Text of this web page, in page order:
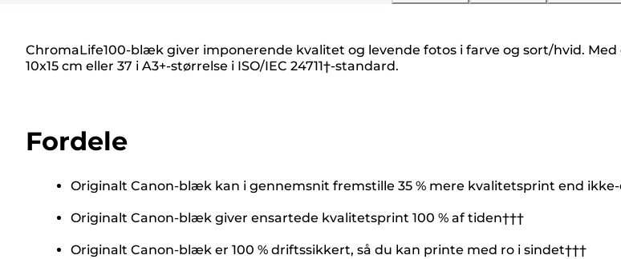
ChromaLife100-blæk giver imponerende kvalitet og levende fotos i farve og sort/hvid.
10x15 cm eller 37 i A3+-størrelse i ISO/IEC 24711†-standard.
Fordele
Originalt Canon-blæk kan i gennemsnit fremstille 35 % mere kvalitetsprint end
Originalt Canon-blæk giver ensartede kvalitetsprint 100 % af tiden†††
Originalt Canon-blæk er 100 % driftssikkert, så du kan printe med ro i sindet†††